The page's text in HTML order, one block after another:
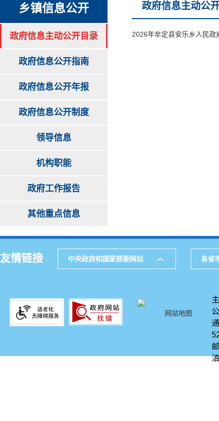
乡镇信息公开
政府信息主动公开目录
政府信息公开指南
政府信息公开年报
政府信息公开制度
领导信息
机构职能
政府工作报告
其他重点信息
政府信息主动公
2026年牟定县安乐乡人民
友情链接 中央政府和国家部委网站 各省
网站地图